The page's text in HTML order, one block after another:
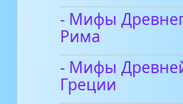
- Мифы
Рима
- Мифы
Греции